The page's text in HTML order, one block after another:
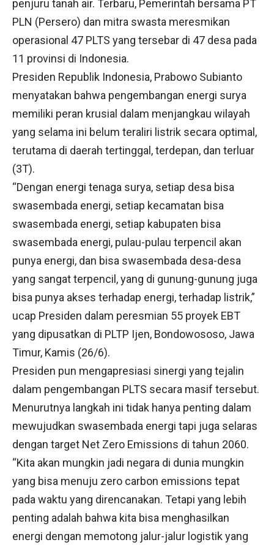
penjuru tanah air. Terbaru, Pemerintah bersama PT
PLN (Persero) dan mitra swasta meresmikan
operasional 47 PLTS yang tersebar di 47 desa pada
11 provinsi di Indonesia.
Presiden Republik Indonesia, Prabowo Subianto
menyatakan bahwa pengembangan energi surya
memiliki peran krusial dalam menjangkau wilayah
yang selama ini belum teraliri listrik secara optimal,
terutama di daerah tertinggal, terdepan, dan terluar
(3T).
“Dengan energi tenaga surya, setiap desa bisa
swasembada energi, setiap kecamatan bisa
swasembada energi, setiap kabupaten bisa
swasembada energi, pulau-pulau terpencil akan
punya energi, dan bisa swasembada desa-desa
yang sangat terpencil, yang di gunung-gunung juga
bisa punya akses terhadap energi, terhadap listrik,”
ucap Presiden dalam peresmian 55 proyek EBT
yang dipusatkan di PLTP Ijen, Bondowososo, Jawa
Timur, Kamis (26/6).
Presiden pun mengapresiasi sinergi yang tejalin
dalam pengembangan PLTS secara masif tersebut.
Menurutnya langkah ini tidak hanya penting dalam
mewujudkan swasembada energi tapi juga selaras
dengan target Net Zero Emissions di tahun 2060.
“Kita akan mungkin jadi negara di dunia mungkin
yang bisa menuju zero carbon emissions tepat
pada waktu yang direncanakan. Tetapi yang lebih
penting adalah bahwa kita bisa menghasilkan
energi dengan memotong jalur-jalur logistik yang